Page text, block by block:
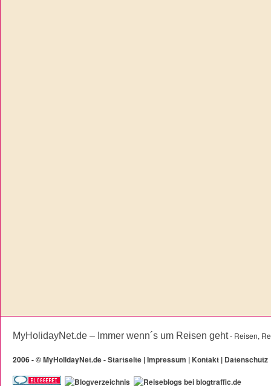
MyHolidayNet.de – Immer wenn´s um Reisen geht- Reisen,
2006 -©MyHolidayNet.de - Startseite |Impressum | Kontakt | Datenschutz